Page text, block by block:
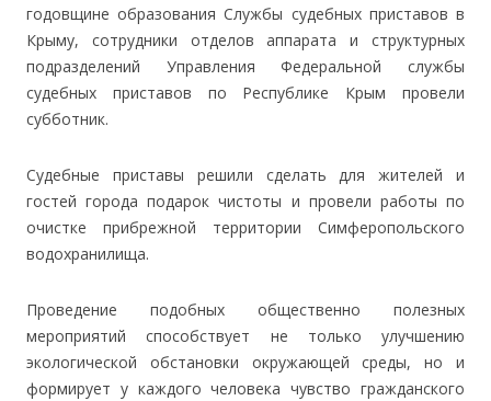
годовщине образования Службы судебных приставов в
Крыму, сотрудники отделов аппарата и структурных
подразделений Управления Федеральной службы
судебных приставов по Республике Крым провели
субботник.
Судебные приставы решили сделать для жителей и
гостей города подарок чистоты и провели работы по
очистке прибрежной территории Симферопольского
водохранилища.
Проведение подобных общественно полезных
мероприятий способствует не только улучшению
экологической обстановки окружающей среды, но и
формирует у каждого человека чувство гражданского